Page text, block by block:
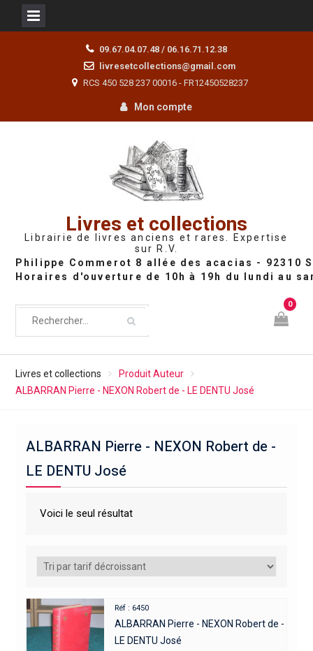
09.67.04.07.48 / 06.16.71.12.38
livresetcollections@gmail.com
RCS 450 528 237 00016 - FR12450528237
Mon compte
Livres et collections
Librairie de livres anciens et rares. Expertise
sur R.V.
0
Livres et collections
Produit Auteur
ALBARRAN Pierre - NEXON Robert de - LE DENTU José
ALBARRAN Pierre - NEXON Robert de -
LE DENTU José
Voici le seul résultat
Réf : 6450
ALBARRAN Pierre - NEXON Robert de -
LE DENTU José